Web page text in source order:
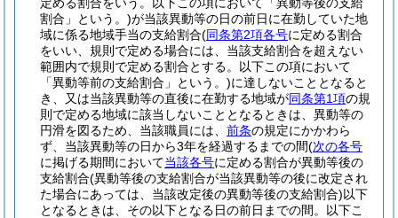
割合」という。)が当該異動等の日の前日に在勤していた地
域に係る地域手当の支給割合(同条第2項各号に定める割合
をいい、規則で定める場合には、当該支給割合を超えない
範囲内で規則で定める割合とする。以下この項において
「異動等前の支給割合」という。)に達しないこととなると
き、又は当該異動等の直後に在勤する地域が同条第1項の規
則で定める地域に該当しないこととなるときは、異動等の
円滑を図るため、当該職員には、 前条の規定にかかわら
ず、当該異動等の日から3年を経過するまでの間(次の各号
に掲げる期間において当該各号に定める割合が異動等後の
支給割合(異動等後の支給割合が当該異動等の後に改定され
た場合にあっては、当該改定後の異動等後の支給割合)以下
となるときは、その以下となる日の前日までの間。以下こ